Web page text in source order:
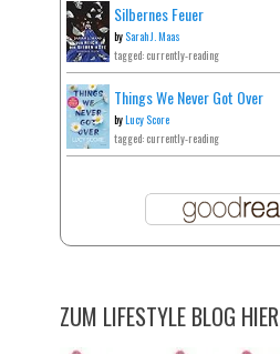
Silbernes Feuer
by Sarah J. Maas
tagged: currently-reading
Things We Never Got Over
byLucy Score
tagged: currently-reading
ZUM LIFESTYLE BLOG